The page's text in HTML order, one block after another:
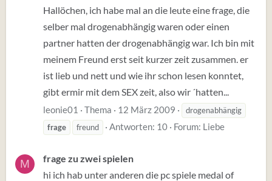
Hallöchen, ich habe mal an die leute eine frage, die
selber mal drogenabhängig waren oder einen
partner hatten der drogenabhängig war. Ich bin mit
meinem Freund erst seit kurzer zeit zusammen. er
ist lieb und nett und wie ihr schon lesen konntet,
gibt ermir mit dem SEX zeit, also wir ´hatten...
leonie01 Thema 12 März 2009
drogenabhängig
frage
freund Antworten: 10 Forum: Liebe
M
frage zu zwei spielen
hi ich hab unter anderen die pc spiele medal of